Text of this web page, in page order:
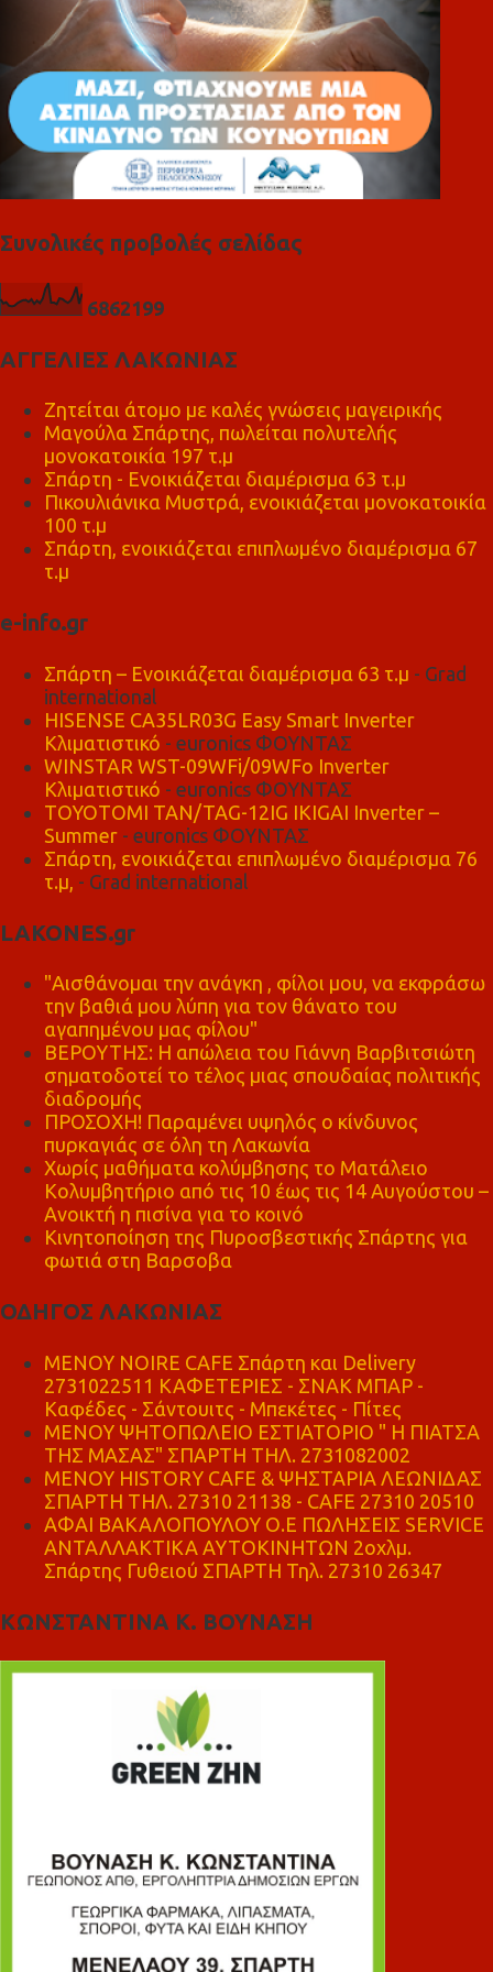
Συνολικές προβολές σελίδας
6862199
ΑΓΓΕΛΙΕΣ ΛΑΚΩΝΙΑΣ
Ζητείται άτομο με καλές γνώσεις μαγειρικής
Μαγούλα Σπάρτης, πωλείται πολυτελής
μονοκατοικία 197 τ.μ
Σπάρτη - Ενοικιάζεται διαμέρισμα 63 τ.μ
Πικουλιάνικα Μυστρά, ενοικιάζεται μονοκατοικία
100 τ.μ
Σπάρτη, ενοικιάζεται επιπλωμένο διαμέρισμα 67
τ.μ
e-info.gr
Σπάρτη – Ενοικιάζεται διαμέρισμα 63 τ.μ - Grad
international
HISENSE CA35LR03G Easy Smart Inverter
Κλιματιστικό - euronics ΦΟΥΝΤΑΣ
WINSTAR WST-09WFi/09WFo Inverter
Κλιματιστικό - euronics ΦΟΥΝΤΑΣ
TOYOTOMI TAN/TAG-12IG IKIGAI Inverter –
Summer - euronics ΦΟΥΝΤΑΣ
Σπάρτη, ενοικιάζεται επιπλωμένο διαμέρισμα 76
τ.μ, - Grad international
LAKONES.gr
"Αισθάνομαι την ανάγκη , φίλοι μου, να εκφράσω
την βαθιά μου λύπη για τον θάνατο του
αγαπημένου μας φίλου"
ΒΕΡΟΥΤΗΣ: Η απώλεια του Γιάννη Βαρβιτσιώτη
σηματοδοτεί το τέλος μιας σπουδαίας πολιτικής
διαδρομής
ΠΡΟΣΟΧΗ! Παραμένει υψηλός ο κίνδυνος
πυρκαγιάς σε όλη τη Λακωνία
Χωρίς μαθήματα κολύμβησης το Ματάλειο
Κολυμβητήριο από τις 10 έως τις 14 Αυγούστου –
Ανοικτή η πισίνα για το κοινό
Κινητοποίηση της Πυροσβεστικής Σπάρτης για
φωτιά στη Βαρσοβα
ΟΔΗΓΟΣ ΛΑΚΩΝΙΑΣ
MENOY NOIRE CAFE Σπάρτη και Delivery
2731022511 ΚΑΦΕΤΕΡΙΕΣ - ΣΝΑΚ ΜΠΑΡ -
Καφέδες - Σάντουιτς - Μπεκέτες - Πίτες
ΜΕΝΟΥ ΨΗΤΟΠΩΛΕΙΟ ΕΣΤΙΑΤΟΡΙΟ " Η ΠΙΑΤΣΑ
ΤΗΣ ΜΑΣΑΣ" ΣΠΑΡΤΗ ΤΗΛ. 2731082002
ΜΕΝΟΥ HISTORY CAFE & ΨΗΣΤΑΡΙΑ ΛΕΩΝΙΔΑΣ
ΣΠΑΡΤΗ ΤΗΛ. 27310 21138 - CAFE 27310 20510
ΑΦΑΙ ΒΑΚΑΛΟΠΟΥΛΟΥ Ο.Ε ΠΩΛΗΣΕΙΣ SERVICE
ΑΝΤΑΛΛΑΚΤΙΚΑ ΑΥΤΟΚΙΝΗΤΩΝ 2οχλμ.
Σπάρτης Γυθειού ΣΠΑΡΤΗ Τηλ. 27310 26347
ΚΩΝΣΤΑΝΤΙΝΑ Κ. ΒΟΥΝΑΣΗ